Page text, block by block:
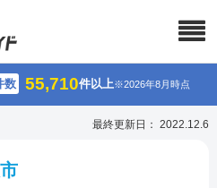
数 55,710件以上※2026年8月時点
最終更新日： 2022.12.6